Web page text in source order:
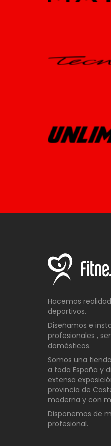
Hacemos
deportivos.
Diseñamos e
profesionales ,
domésticos.
Somos una t
a toda España y
extensa
provincia de
moderna y con
Disponemos de
profesional.